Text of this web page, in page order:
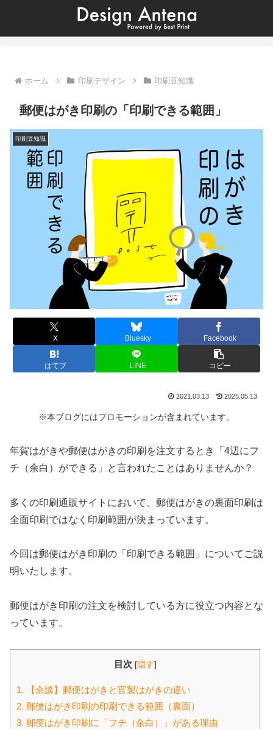
ホーム 印刷デザイン 印刷豆知識
郵便はがき印刷の「印刷できる範囲」
印刷豆知識
X Bluesky Facebook
はてブ LINE コピー
2021.03.13 2025.05.13
※本ブログにはプロモーションが含まれています。
年賀はがきや郵便はがきの印刷を注文するとき「4辺にフ
チ（余白）ができる」と言われたことはありませんか？
多くの印刷通販サイトにおいて、郵便はがきの裏面印刷は
全面印刷ではなく印刷範囲が決まっています。
今回は郵便はがき印刷の「印刷できる範囲」についてご説
明いたします。
郵便はがき印刷の注文を検討している方に役立つ内容とな
っています。
目次 [隠す]
1. 【余談】郵便はがきと官製はがきの違い
2. 郵便はがき印刷の印刷できる範囲（裏面）
3. 郵便はがき印刷に「フチ（余白）」がある理由